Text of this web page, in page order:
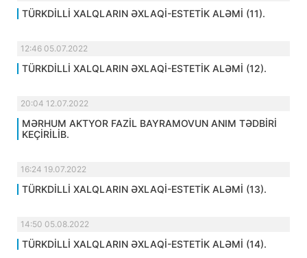
TÜRKDİLLİ XALQLARIN ƏXLAQİ-ESTETİK ALƏMİ (11).
12:46 05.07.2022
TÜRKDİLLİ XALQLARIN ƏXLAQİ-ESTETİK ALƏMİ (12).
20:04 12.07.2022
MƏRHUM AKTYOR FAZİL BAYRAMOVUN ANIM TƏDBİRİ
KEÇİRİLİB.
16:24 19.07.2022
TÜRKDİLLİ XALQLARIN ƏXLAQİ-ESTETİK ALƏMİ (13).
14:50 05.08.2022
TÜRKDİLLİ XALQLARIN ƏXLAQİ-ESTETİK ALƏMİ (14).